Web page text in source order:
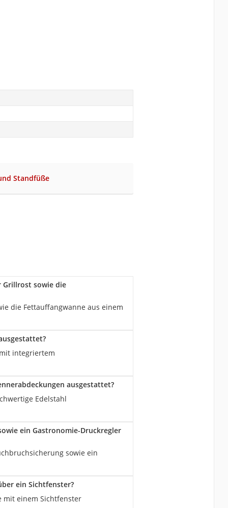
Standfüße
Grillrost sowie die
die Fettauffangwanne aus einem
integriertem
ausgestattet?
Edelstahl
ein Gastronomie-Druckregler
sowie ein
ein Sichtfenster?
mit einem Sichtfenster